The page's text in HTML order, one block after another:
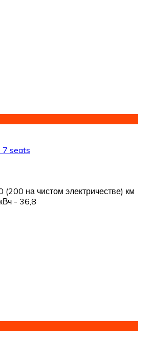
7 seats
на чистом электричестве) км
- 36,8